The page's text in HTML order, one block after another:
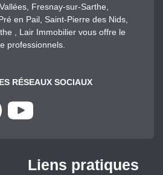
Fresnay-sur-Sarthe,
en Pail, Saint-Pierre des Nids,
, Lair Immobilier vous offre le
professionnels.
RÉSEAUX SOCIAUX
Liens pratiques